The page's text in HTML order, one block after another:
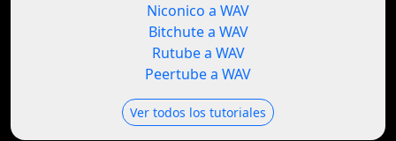
Niconico a WAV
Bitchute a WAV
Rutube a WAV
Peertube a WAV
Ver todos los tutoriales